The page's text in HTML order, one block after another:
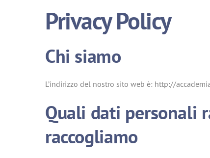
Privacy Policy
Chi siamo
L’indirizzo del nostro sito web è: http://
Quali dati personali
raccogliamo